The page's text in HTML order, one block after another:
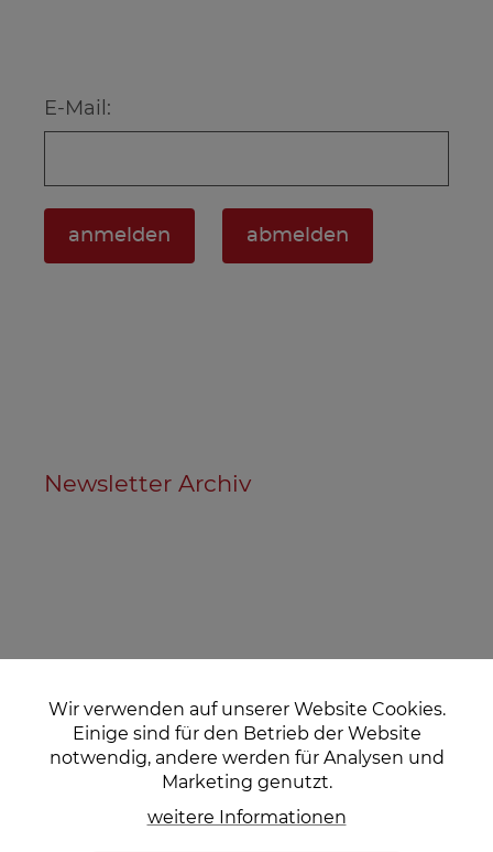
E-Mail:
Newsletter Archiv
Wir verwenden auf unserer Website Cookies.
Einige sind für den Betrieb der Website
notwendig, andere werden für Analysen und
Marketing genutzt.
weitere Informationen